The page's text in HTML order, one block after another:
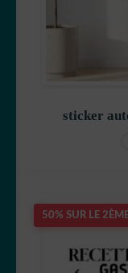
sticker
50% SUR LE